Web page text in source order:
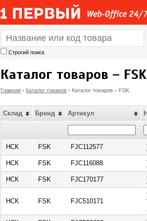
Строгий поиск
Каталог товаров – FSK
В
ы
д
е
с
Главная › Каталог товаров › Каталог товаров – FSK
Склад Бренд Артикул
НСК FSK FJC112577
НСК FSK FJC116088
НСК FSK FJC170177
НСК FSK FJC510171